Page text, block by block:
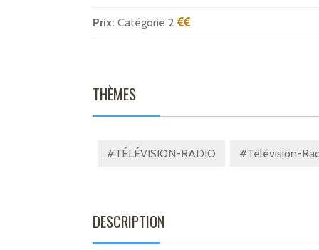
Prix: Catégorie 2
THÈMES
#TÉLÉVISION-RADIO #Télévision-
DESCRIPTION